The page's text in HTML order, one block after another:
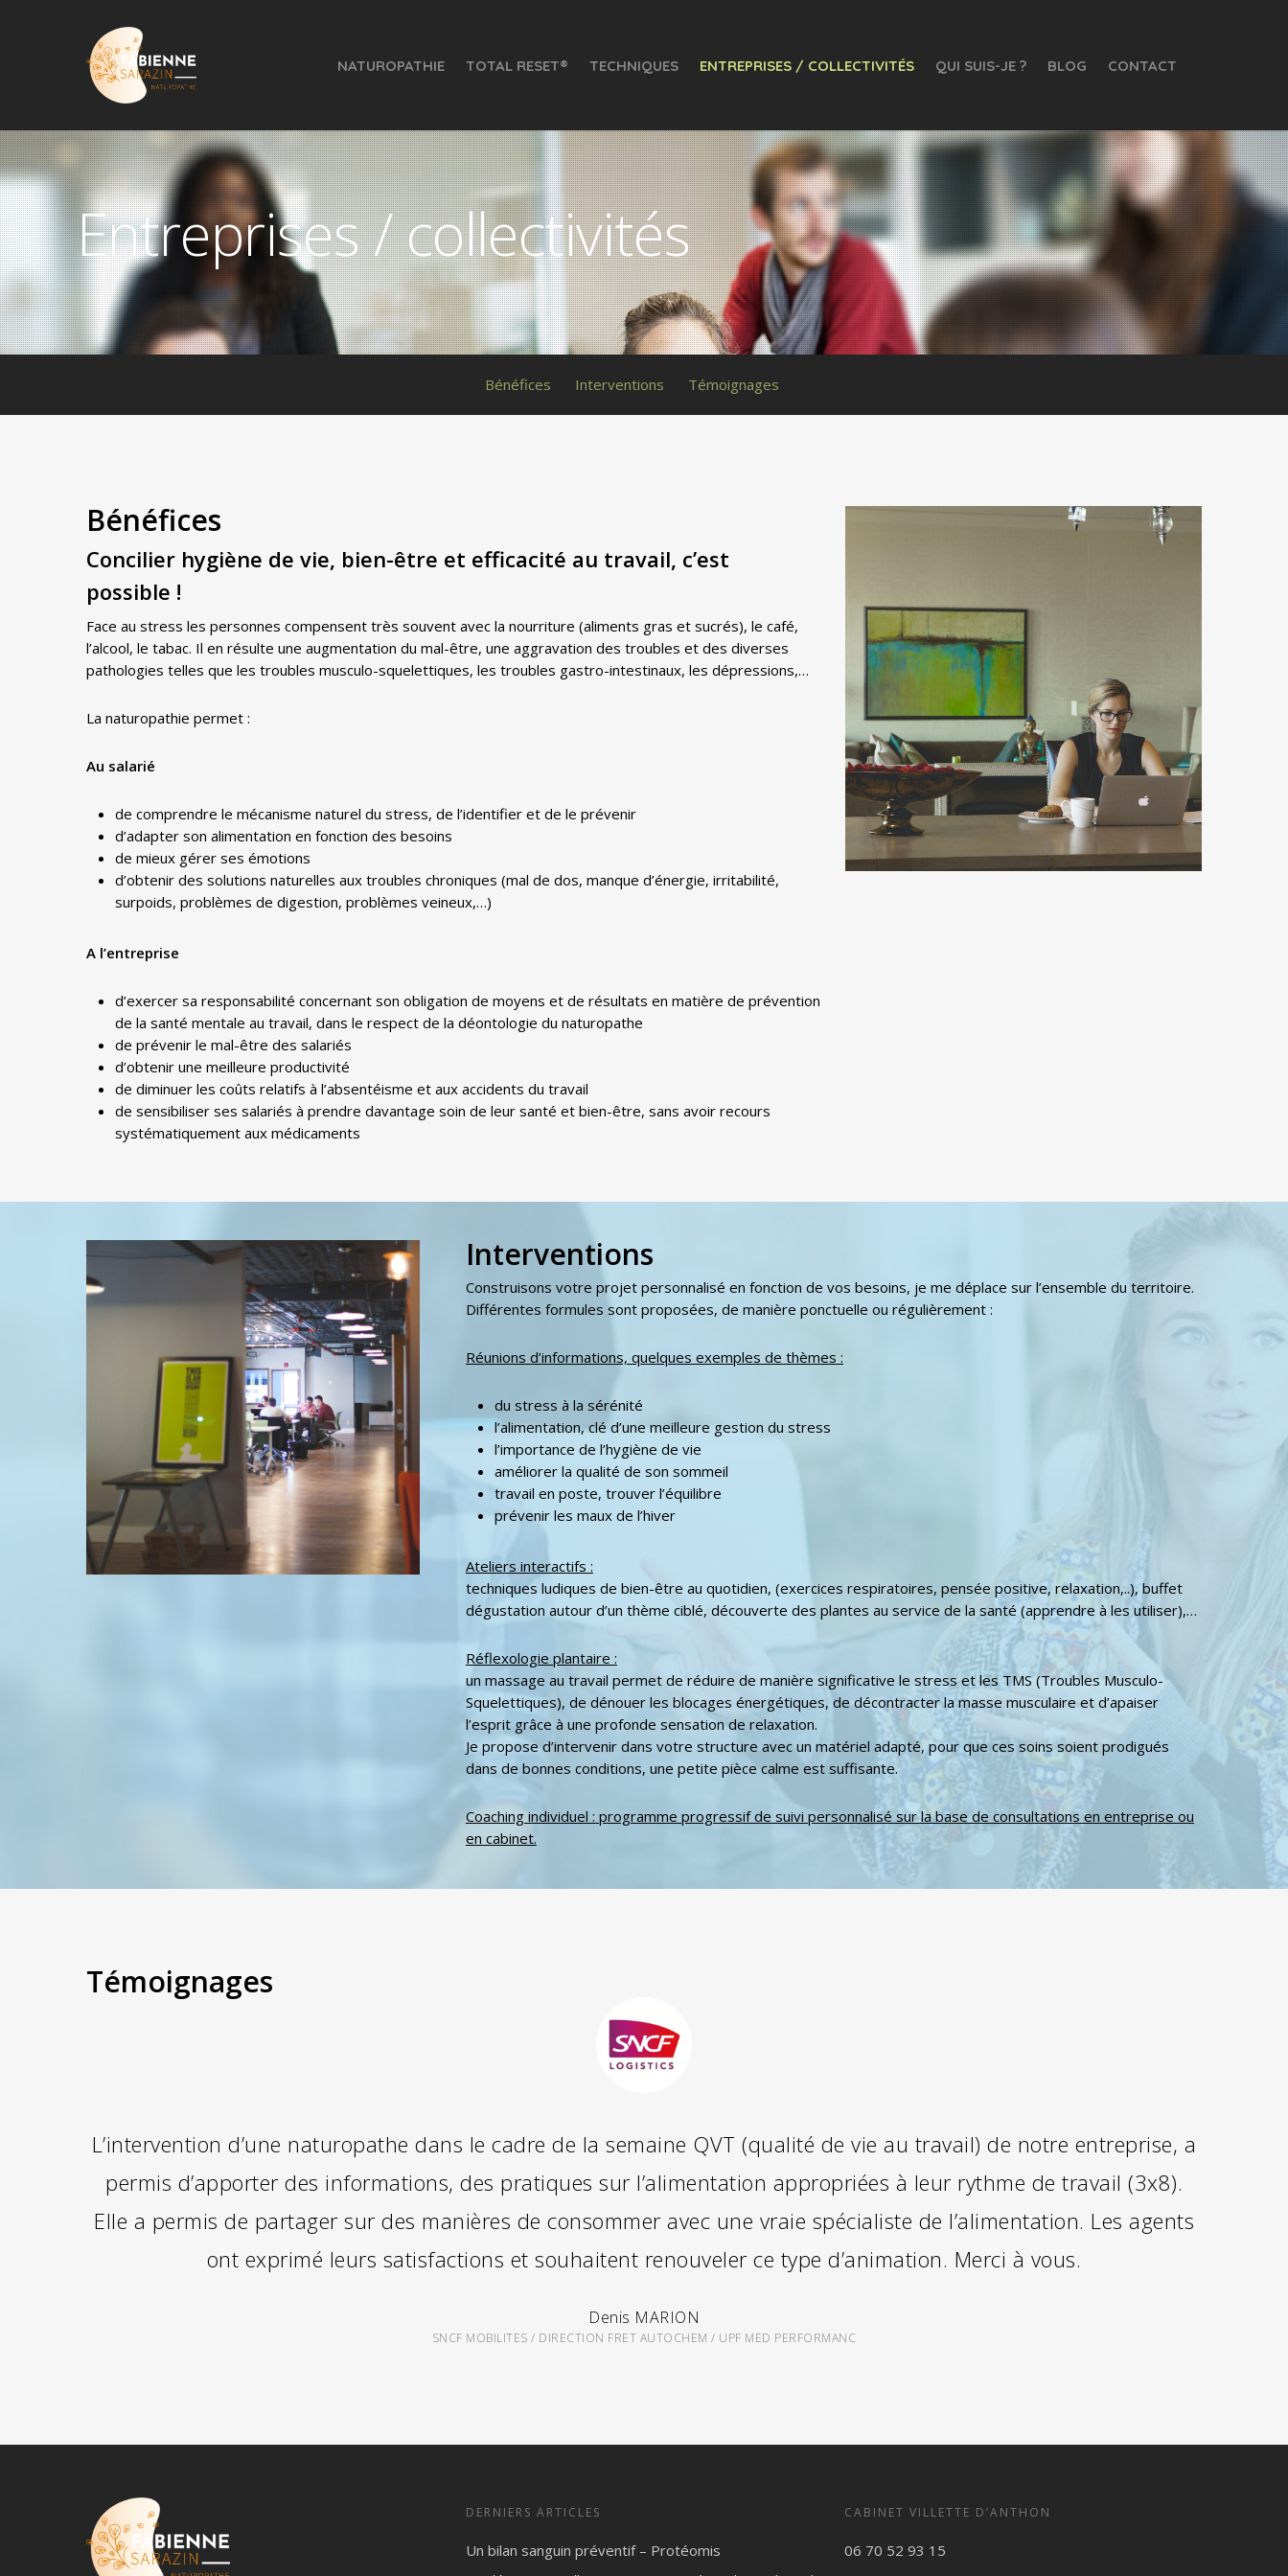
NATUROPATHIE TOTAL RESET® TECHNIQUES ENTREPRISES / COLLECTIVITÉS QUI SUIS-JE ? BLOG CONTACT
Entreprises / collectivités
Bénéfices Interventions Témoignages
Bénéfices
Concilier hygiène de vie, bien-être et efficacité au travail, c’est
possible !
Face au stress les personnes compensent très souvent avec la nourriture (aliments gras et sucrés), le café,
l’alcool, le tabac. Il en résulte une augmentation du mal-être, une aggravation des troubles et des diverses
pathologies telles que les troubles musculo-squelettiques, les troubles gastro-intestinaux, les dépressions,…
La naturopathie permet :
Au salarié
de comprendre le mécanisme naturel du stress, de l’identifier et de le prévenir
d’adapter son alimentation en fonction des besoins
de mieux gérer ses émotions
d’obtenir des solutions naturelles aux troubles chroniques (mal de dos, manque d’énergie, irritabilité,
surpoids, problèmes de digestion, problèmes veineux,…)
A l’entreprise
d’exercer sa responsabilité concernant son obligation de moyens et de résultats en matière de prévention
de la santé mentale au travail, dans le respect de la déontologie du naturopathe
de prévenir le mal-être des salariés
d’obtenir une meilleure productivité
de diminuer les coûts relatifs à l’absentéisme et aux accidents du travail
de sensibiliser ses salariés à prendre davantage soin de leur santé et bien-être, sans avoir recours
systématiquement aux médicaments
Interventions
Construisons votre projet personnalisé en fonction de vos besoins, je me déplace sur l’ensemble du territoire.
Différentes formules sont proposées, de manière ponctuelle ou régulièrement :
Réunions d’informations, quelques exemples de thèmes :
du stress à la sérénité
l’alimentation, clé d’une meilleure gestion du stress
l’importance de l’hygiène de vie
améliorer la qualité de son sommeil
travail en poste, trouver l’équilibre
prévenir les maux de l’hiver
Ateliers interactifs :
techniques ludiques de bien-être au quotidien, (exercices respiratoires, pensée positive, relaxation,..), buffet
dégustation autour d’un thème ciblé, découverte des plantes au service de la santé (apprendre à les utiliser),…
Réflexologie plantaire :
un massage au travail permet de réduire de manière significative le stress et les TMS (Troubles Musculo-
Squelettiques), de dénouer les blocages énergétiques, de décontracter la masse musculaire et d’apaiser
l’esprit grâce à une profonde sensation de relaxation.
Je propose d’intervenir dans votre structure avec un matériel adapté, pour que ces soins soient prodigués
dans de bonnes conditions, une petite pièce calme est suffisante.
Coaching individuel : programme progressif de suivi personnalisé sur la base de consultations en entreprise ou
en cabinet.
Témoignages
L’intervention d’une naturopathe dans le cadre de la semaine QVT (qualité de vie au travail) de notre entreprise, a
permis d’apporter des informations, des pratiques sur l’alimentation appropriées à leur rythme de travail (3x8).
Elle a permis de partager sur des manières de consommer avec une vraie spécialiste de l’alimentation. Les agents
ont exprimé leurs satisfactions et souhaitent renouveler ce type d’animation. Merci à vous.
Denis MARION
SNCF MOBILITES / DIRECTION FRET AUTOCHEM / UPF MED PERFORMANC
DERNIERS ARTICLES
Un bilan sanguin préventif – Protéomis
CABINET VILLETTE D’ANTHON
06 70 52 93 15